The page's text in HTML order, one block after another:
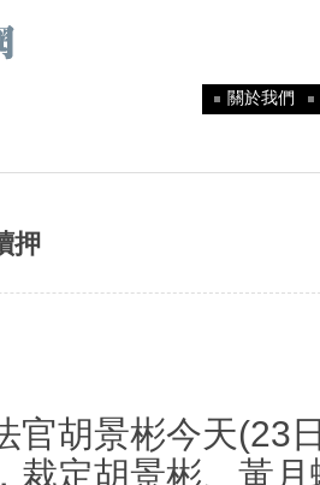
關於我們
押
官胡景彬今天(23
裁定胡景彬、黃